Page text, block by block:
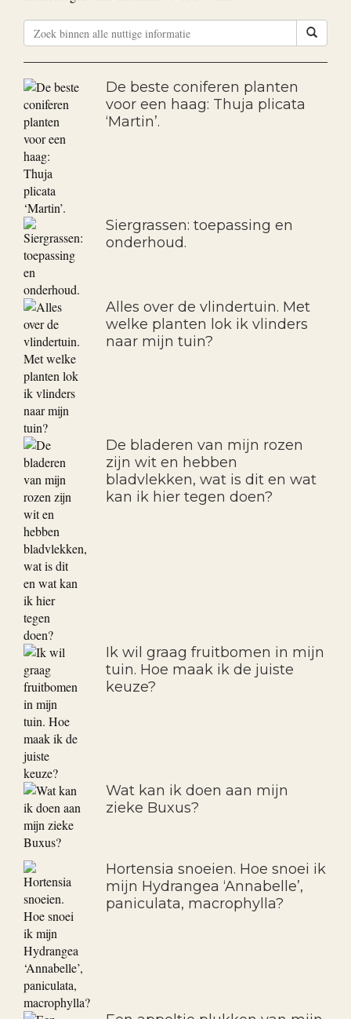
Nuttige informatie
Informatie nodig over uw tuin? Lees hieronder de populairste
en meest gezochte informatie over uw tuin.
De beste coniferen planten
voor een haag: Thuja plicata
Alles over de vlindertuin. Met
welke planten lok ik vlinders
naar mijn tuin?
Ik wil graag fruitbomen in mijn
tuin. Hoe maak ik de juiste